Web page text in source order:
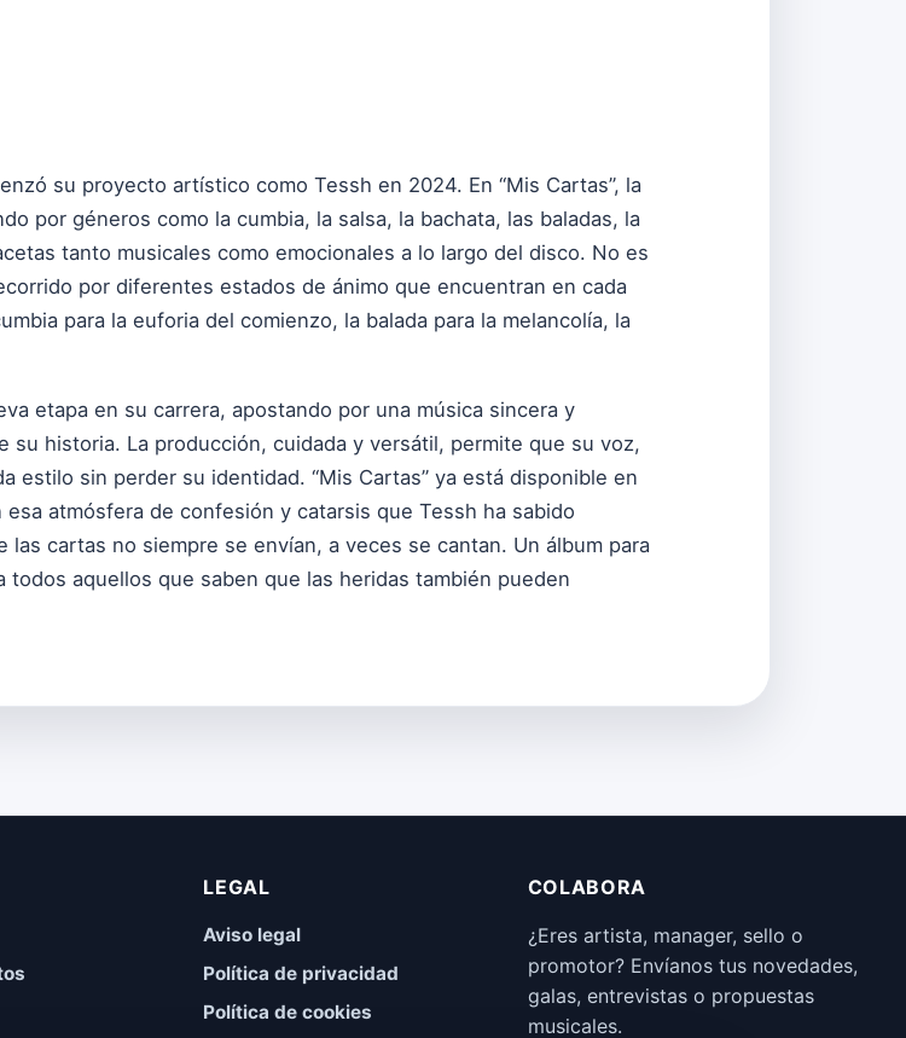
su proyecto artístico como Tessh en 2024. En “Mis Cartas”, la
por géneros como la cumbia, la salsa, la bachata, las baladas, la
tanto musicales como emocionales a lo largo del disco. No es
por diferentes estados de ánimo que encuentran en cada
para la euforia del comienzo, la balada para la melancolía, la
etapa en su carrera, apostando por una música sincera y
su historia. La producción, cuidada y versátil, permite que su voz,
estilo sin perder su identidad. “Mis Cartas” ya está disponible en
atmósfera de confesión y catarsis que Tessh ha sabido
cartas no siempre se envían, a veces se cantan. Un álbum para
aquellos que saben que las heridas también pueden
LEGAL
Aviso legal
Política de privacidad
Política de cookies
COLABORA
¿Eres artista, manager, sello o
promotor? Envíanos tus novedades,
galas, entrevistas o propuestas
musicales.